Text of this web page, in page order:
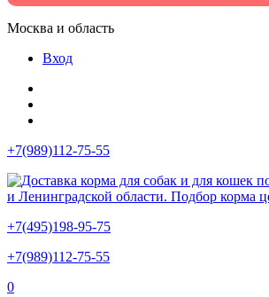
Москва и область
Вход
+7(989)112-75-55
+7(495)198-95-75
+7(989)112-75-55
0